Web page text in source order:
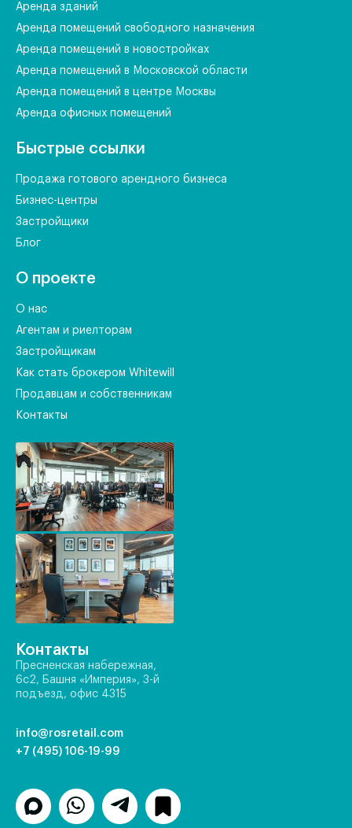
Аренда зданий
Аренда помещений свободного назначения
Аренда помещений в новостройках
Аренда помещений в Московской области
Аренда помещений в центре Москвы
Аренда офисных помещений
Быстрые ссылки
Продажа готового арендного бизнеса
Бизнес-центры
Застройщики
Блог
О проекте
О нас
Агентам и риелторам
Застройщикам
Как стать брокером Whitewill
Продавцам и собственникам
Контакты
Контакты
Пресненская набережная,
6с2, Башня «Империя», 3-й
подъезд, офис 4315
info@rosretail.com
+7 (495) 106-19-99